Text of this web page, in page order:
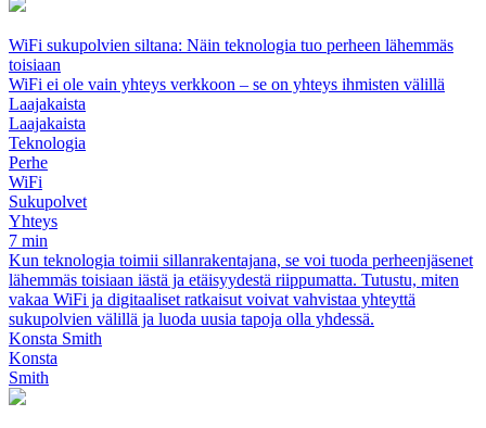
WiFi sukupolvien siltana: Näin teknologia tuo perheen lähemmäs
toisiaan
WiFi ei ole vain yhteys verkkoon – se on yhteys ihmisten välillä
Laajakaista
Laajakaista
Teknologia
Perhe
WiFi
Sukupolvet
Yhteys
7 min
Kun teknologia toimii sillanrakentajana, se voi tuoda perheenjäsenet
lähemmäs toisiaan iästä ja etäisyydestä riippumatta. Tutustu, miten
vakaa WiFi ja digitaaliset ratkaisut voivat vahvistaa yhteyttä
sukupolvien välillä ja luoda uusia tapoja olla yhdessä.
Konsta Smith
Konsta
Smith